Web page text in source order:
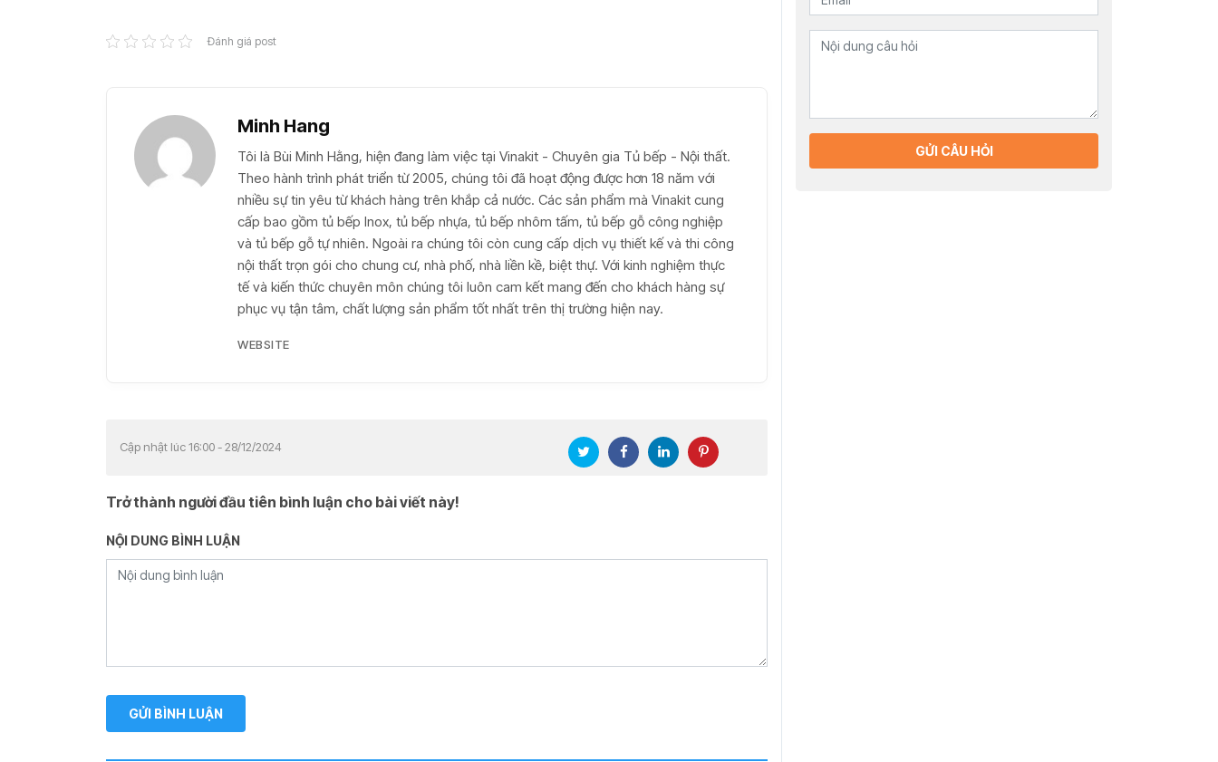
Đánh giá post
Minh Hang
Tôi là Bùi Minh Hằng, hiện đang làm việc tại Vinakit - Chuyên gia Tủ bếp - Nội thất.
Theo hành trình phát triển từ 2005, chúng tôi đã hoạt động được hơn 18 năm với
nhiều sự tin yêu từ khách hàng trên khắp cả nước. Các sản phẩm mà Vinakit cung
cấp bao gồm tủ bếp Inox, tủ bếp nhựa, tủ bếp nhôm tấm, tủ bếp gỗ công nghiệp
và tủ bếp gỗ tự nhiên. Ngoài ra chúng tôi còn cung cấp dịch vụ thiết kế và thi công
nội thất trọn gói cho chung cư, nhà phố, nhà liền kề, biệt thự. Với kinh nghiệm thực
tế và kiến thức chuyên môn chúng tôi luôn cam kết mang đến cho khách hàng sự
phục vụ tận tâm, chất lượng sản phẩm tốt nhất trên thị trường hiện nay.
WEBSITE
Cập nhật lúc 16:00 - 28/12/2024
Trở thành người đầu tiên bình luận cho bài viết này!
NỘI DUNG BÌNH LUẬN
GỬI CÂU HỎI